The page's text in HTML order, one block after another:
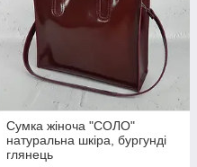
Сумка жіноча "СОЛО"
натуральна шкіра, бургунді
глянець